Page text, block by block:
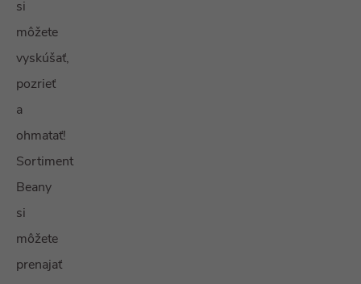
si
môžete
vyskúšať,
pozrieť
a
ohmatať!
Sortiment
Beany
si
môžete
prenajať